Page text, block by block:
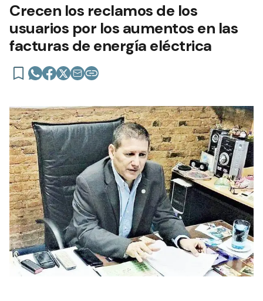
Crecen los reclamos de los
usuarios por los aumentos en las
facturas de energía eléctrica